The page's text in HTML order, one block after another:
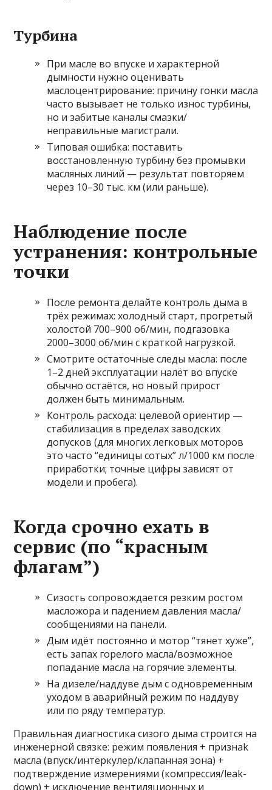
Турбина
При масле во впуске и характерной
дымности нужно оценивать
маслоцентрирование: причину гонки масла
часто вызывает не только износ турбины,
но и забитые каналы смазки/
неправильные магистрали.
Типовая ошибка: поставить
восстановленную турбину без промывки
масляных линий — результат повторяем
через 10–30 тыс. км (или раньше).
Наблюдение после
устранения: контрольные
точки
После ремонта делайте контроль дыма в
трёх режимах: холодный старт, прогретый
холостой 700–900 об/мин, подгазовка
2000–3000 об/мин с краткой нагрузкой.
Смотрите остаточные следы масла: после
1–2 дней эксплуатации налёт во впуске
обычно остаётся, но новый прирост
должен быть минимальным.
Контроль расхода: целевой ориентир —
стабилизация в пределах заводских
допусков (для многих легковых моторов
это часто “единицы сотых” л/1000 км после
приработки; точные цифры зависят от
модели и пробега).
Когда срочно ехать в
сервис (по “красным
флагам”)
Сизость сопровождается резким ростом
масложора и падением давления масла/
сообщениями на панели.
Дым идёт постоянно и мотор “тянет хуже”,
есть запах горелого масла/возможное
попадание масла на горячие элементы.
На дизеле/наддуве дым с одновременным
уходом в аварийный режим по наддуву
или по ряду температур.
Правильная диагностика сизого дыма строится на
инженерной связке: режим появления + признаk
масла (впуск/интеркулер/клапанная зона) +
подтверждение измерениями (компрессия/leak-
down) + исключение вентиляционных и